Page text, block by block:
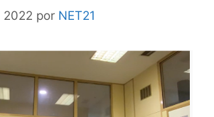
2022 por NET21